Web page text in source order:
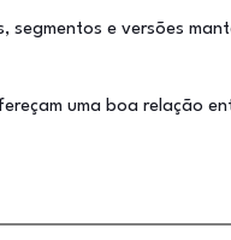
segmentos e versões
uma boa relação